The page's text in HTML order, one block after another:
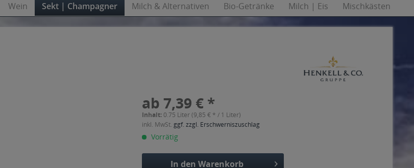
Wein Sekt | Champagner Milch & Alternativen Bio-Getränke Milch | Eis Mischkästen
ab 7,39 € *
Inhalt: 0.75 Liter (9,85 € * / 1 Liter)
inkl. MwSt. ggf. zzgl. Erschwerniszuschlag
Vorrätig
In den Warenkorb